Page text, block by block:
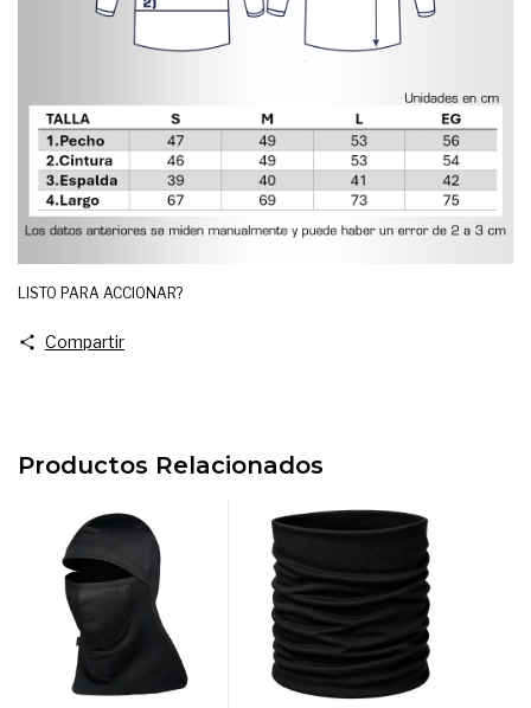
LISTO PARA ACCIONAR?
Compartir
Productos Relacionados